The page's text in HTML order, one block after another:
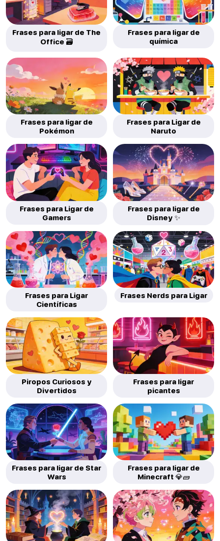
Frases para ligar de The
Office 🗃️
Frases para ligar de
química
Frases para ligar de
Pokémon
Frases para Ligar de
Naruto
Frases para Ligar de
Gamers
Frases para ligar de
Disney ✨
Frases para Ligar
Científicas
Frases Nerds para Ligar
Piropos Curiosos y
Divertidos
Frases para ligar
picantes
Frases para ligar de Star
Wars
Frases para ligar de
Minecraft 💎🧱